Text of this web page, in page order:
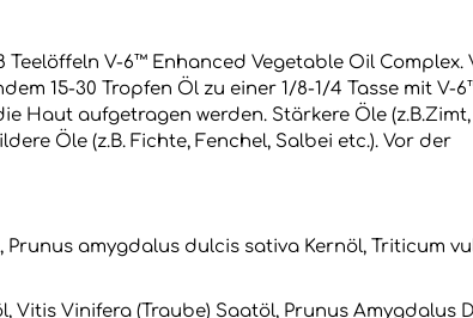
V-6™ Enhanced Vegetable Oil Complex.
15-30 Tropfen Öl zu einer 1/8-1/4 Tasse mit V-
Haut aufgetragen werden. Stärkere Öle (z.B.Zimt,
Öle (z.B. Fichte, Fenchel, Salbei etc.). Vor der
amygdalus dulcis sativa Kernöl, Triticum
Vitis Vinifera (Traube) Saatöl, Prunus Amygdalus